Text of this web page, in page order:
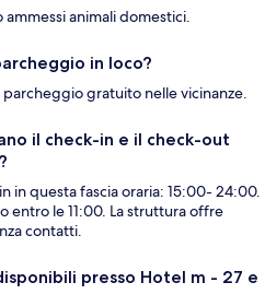
ammessi animali domestici.
in loco?
gratuito nelle vicinanze.
il check-in e il check-out
in questa fascia oraria: 15:00- 24:00.
entro le 11:00. La struttura offre
contatti.
presso Hotel m - 27 e